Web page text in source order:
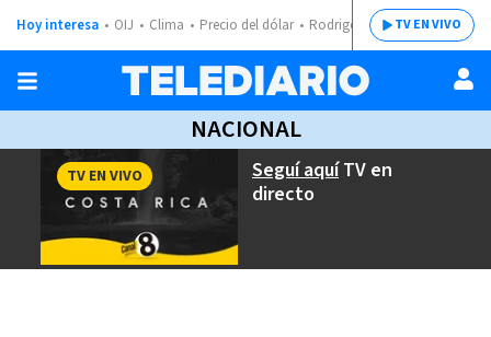
Hoy interesa OIJ Clima Precio del dólar Rodrigo ChavesTV EN VIVO
NACIONAL
Seguí aquíTV en
directo
TV EN VIVO